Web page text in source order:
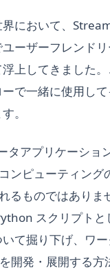
において、
ーザーフレンド
上してきました
で一緒に使用し
。
アプリケーショ
ンピューティン
るものではあり
スクリプト
て掘り下げ、ワ
発・展開する方